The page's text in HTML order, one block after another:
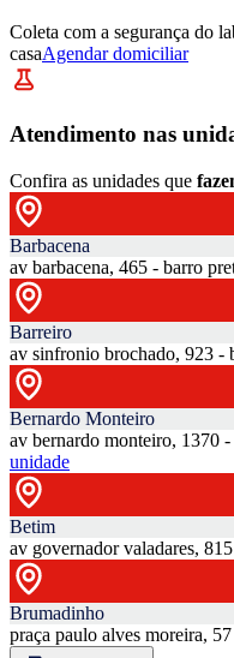
Coleta com a segurança do
casaAgendar domiciliar
Atendimento nas
Confira as unidades que
Barbacena
av barbacena, 465 - barro
Barreiro
av sinfronio brochado, 923 -
Bernardo Monteiro
av bernardo monteiro, 1370
unidade
Betim
av governador valadares,
Brumadinho
praça paulo alves moreira,